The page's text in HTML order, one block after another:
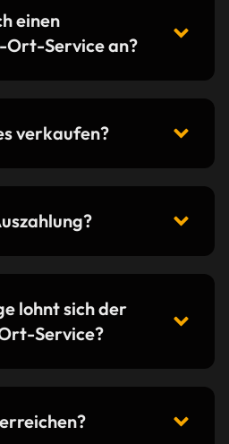
einen
Ort-Service an?
verkaufen?
lohnt sich der
Service?